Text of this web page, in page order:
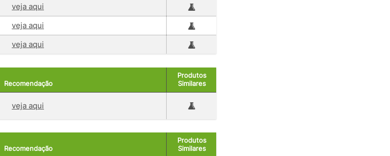
veja aqui
veja aqui
veja aqui
Recomendação
Produtos
Similares
veja aqui
Recomendação
Produtos
Similares